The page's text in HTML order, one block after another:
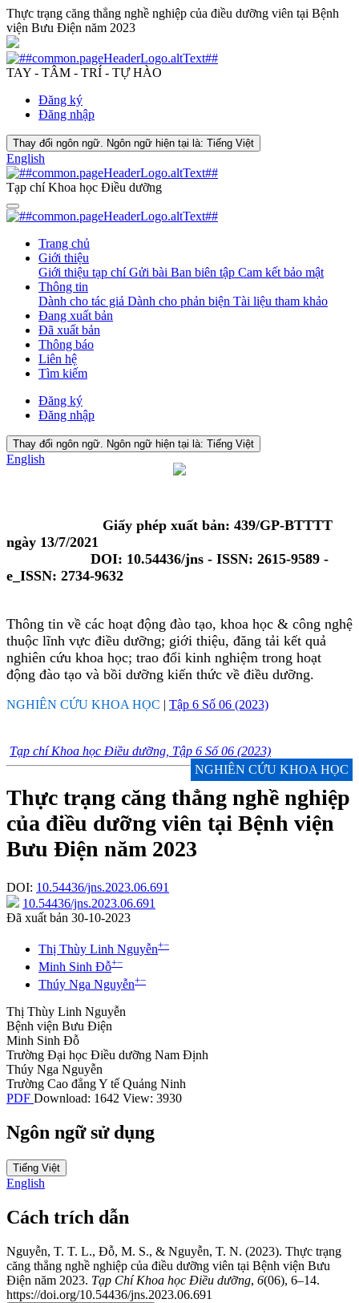
Thực trạng căng thẳng nghề nghiệp của điều dưỡng viên tại Bệnh
viện Bưu Điện năm 2023
TAY - TÂM - TRÍ - TỰ HÀO
Đăng ký
Đăng nhập
Thay đổi ngôn ngữ. Ngôn ngữ hiện tại là: Tiếng Việt
English
Tạp chí Khoa học Điều dưỡng
Trang chủ
Giới thiệu
Giới thiệu tạp chíGửi bài Ban biên tập Cam kết bảo mật
Thông tin
Dành cho tác giả Dành cho phản biện Tài liệu tham khảo
Đang xuất bản
Đã xuất bản
Thông báo
Liên hệ
Tìm kiếm
Đăng ký
Đăng nhập
Thay đổi ngôn ngữ. Ngôn ngữ hiện tại là: Tiếng Việt
English
Giấy phép xuất bản: 439/GP-BTTTT
ngày 13/7/2021
DOI: 10.54436/jns - ISSN: 2615-9589 -
e_ISSN: 2734-9632
Thông tin về các hoạt động đào tạo, khoa học & công nghệ
thuộc lĩnh vực điều dưỡng; giới thiệu, đăng tải kết quả
nghiên cứu khoa học; trao đổi kinh nghiệm trong hoạt
động đào tạo và bồi dưỡng kiến thức về điều dưỡng.
NGHIÊN CỨU KHOA HỌC | Tập 6 Số 06 (2023)
Tạp chí Khoa học Điều dưỡng, Tập 6 Số 06 (2023)
NGHIÊN CỨU KHOA HỌC
Thực trạng căng thẳng nghề nghiệp
của điều dưỡng viên tại Bệnh viện
Bưu Điện năm 2023
DOI: 10.54436/jns.2023.06.691
10.54436/jns.2023.06.691
Đã xuất bản 30-10-2023
Thị Thùy Linh Nguyễn+−
Minh Sinh Đỗ+−
Thúy Nga Nguyễn+−
Thị Thùy Linh Nguyễn
Bệnh viện Bưu Điện
Minh Sinh Đỗ
Trường Đại học Điều dưỡng Nam Định
Thúy Nga Nguyễn
Trường Cao đẳng Y tế Quảng Ninh
PDF Download: 1642 View: 3930
Ngôn ngữ sử dụng
Tiếng Việt
English
Cách trích dẫn
Nguyễn, T. T. L., Đỗ, M. S., & Nguyễn, T. N. (2023). Thực trạng
căng thẳng nghề nghiệp của điều dưỡng viên tại Bệnh viện Bưu
Điện năm 2023. Tạp Chí Khoa học Điều dưỡng, 6(06), 6–14.
https://doi.org/10.54436/jns.2023.06.691